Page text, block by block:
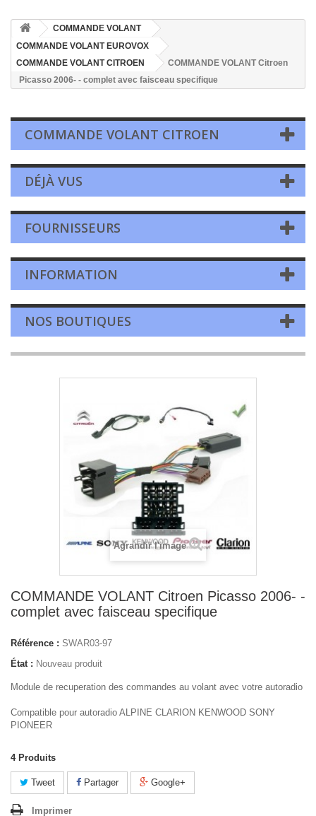
COMMANDE VOLANT
COMMANDE VOLANT EUROVOX
COMMANDE VOLANT CITROEN
COMMANDE VOLANT Citroen
Picasso 2006- - complet avec faisceau specifique
COMMANDE VOLANT CITROEN
DÉJÀ VUS
FOURNISSEURS
INFORMATION
NOS BOUTIQUES
Agrandir l'image
COMMANDE VOLANT Citroen Picasso 2006- -
complet avec faisceau specifique
Référence : SWAR03-97
État : Nouveau produit
Module de recuperation des commandes au volant avec votre autoradio
Compatible pour autoradio ALPINE CLARION KENWOOD SONY
PIONEER
4 Produits
Tweet Partager Google+
Imprimer